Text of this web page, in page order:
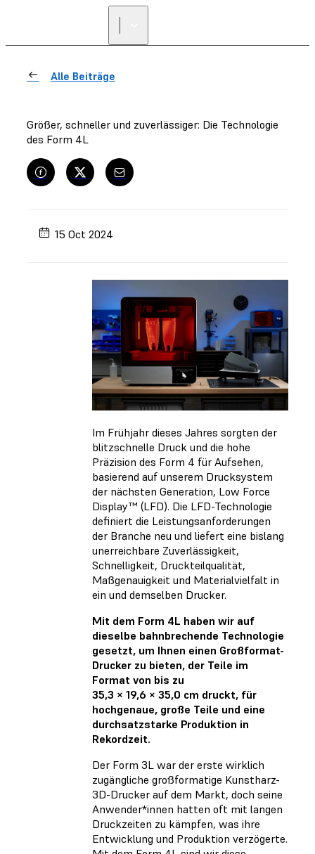
Alle Beiträge
Größer, schneller und zuverlässiger: Die Technologie
des Form 4L
15 Oct 2024
Im Frühjahr dieses Jahres sorgten der
blitzschnelle Druck und die hohe
Präzision des Form 4 für Aufsehen,
basierend auf unserem Drucksystem
der nächsten Generation, Low Force
Display™ (LFD). Die LFD-Technologie
definiert die Leistungsanforderungen
der Branche neu und liefert eine bislang
unerreichbare Zuverlässigkeit,
Schnelligkeit, Druckteilqualität,
Maßgenauigkeit und Materialvielfalt in
ein und demselben Drucker.
Mit dem Form 4L haben wir auf
dieselbe bahnbrechende Technologie
gesetzt, um Ihnen einen Großformat-
Drucker zu bieten, der Teile im
Format von bis zu
35,3 × 19,6 × 35,0 cm druckt, für
hochgenaue, große Teile und eine
durchsatzstarke Produktion in
Rekordzeit.
Der Form 3L war der erste wirklich
zugängliche großformatige Kunstharz-
3D-Drucker auf dem Markt, doch seine
Anwender*innen hatten oft mit langen
Druckzeiten zu kämpfen, was ihre
Entwicklung und Produktion verzögerte.